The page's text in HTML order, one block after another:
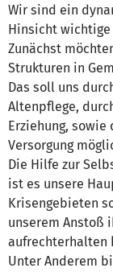
Wir sind ein
Hinsicht
Zunächst
Strukturen in
Das soll uns
Altenpflege,
Erziehung,
Versorgung
Die Hilfe zur
ist es unsere
Krisengebieten
unserem Anstoß
aufrechterhalten
Unter Anderem